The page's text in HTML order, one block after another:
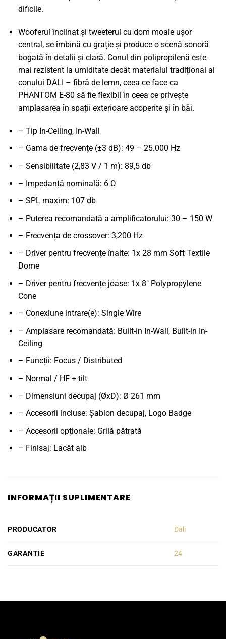
dificile.
Wooferul înclinat și tweeterul cu dom moale ușor
central, se îmbină cu grație și produce o scenă sonoră
bogată în detalii și clară. Conul din polipropilenă este
mai rezistent la umiditate decât materialul tradițional al
conului DALI – fibră de lemn, ceea ce face ca
PHANTOM E-80 să fie flexibil în ceea ce privește
amplasarea în spații exterioare acoperite și în băi.
– Tip In-Ceiling, In-Wall
– Gama de frecvențe (±3 dB): 49 – 25.000 Hz
– Sensibilitate (2,83 V / 1 m): 89,5 db
– Impedanță nominală: 6 Ω
– SPL maxim: 107 db
– Puterea recomandată a amplificatorului: 30 – 150 W
– Frecvența de crossover: 3,200 Hz
– Driver pentru frecvențe înalte: 1x 28 mm Soft Textile
Dome
– Driver pentru frecvențe joase: 1x 8" Polypropylene
Cone
– Conexiune intrare(e): Single Wire
– Amplasare recomandată: Built-in In-Wall, Built-in In-
Ceiling
– Funcții: Focus / Distributed
– Normal / HF + tilt
– Dimensiuni decupaj (ØxD): Ø 261 mm
– Accesorii incluse: Șablon decupaj, Logo Badge
– Accesorii opționale: Grilă pătrată
– Finisaj: Lacăt alb
INFORMAȚII SUPLIMENTARE
PRODUCATOR Dali
GARANTIE 24